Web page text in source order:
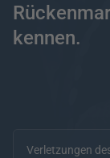
kennen.
Verletzungen